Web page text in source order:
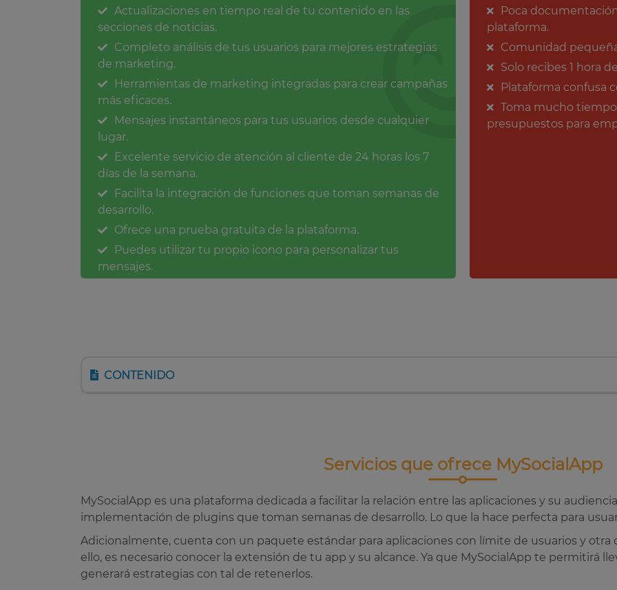
Actualizaciones en tiempo real de tu contenido en las
secciones de noticias.
Completo análisis de tus usuarios para mejores estrategias
de marketing.
Herramientas de marketing integradas para crear campañas
más eficaces.
Mensajes instantáneos para tus usuarios desde cualquier
lugar.
Excelente servicio de atención al cliente de 24 horas los 7
días de la semana.
Facilita la integración de funciones que toman semanas de
desarrollo.
Ofrece una prueba gratuita de la plataforma.
Puedes utilizar tu propio icono para personalizar tus
mensajes.
Poca
plataforma.
Comunidad
Solo recibes 1 hora
Plataforma confusa
Toma mucho
presupuestos para
CONTENIDO
Servicios que ofrece MySocialApp
MySocialApp es una plataforma dedicada a facilitar la relación entre las aplicaciones y su
implementación de plugins que toman semanas de desarrollo. Lo que la hace perfecta para
Adicionalmente, cuenta con un paquete estándar para aplicaciones con límite de usuarios y otra
ello, es necesario conocer la extensión de tu app y su alcance. Ya que MySocialApp te permitirá
generará estrategias con tal de retenerlos.